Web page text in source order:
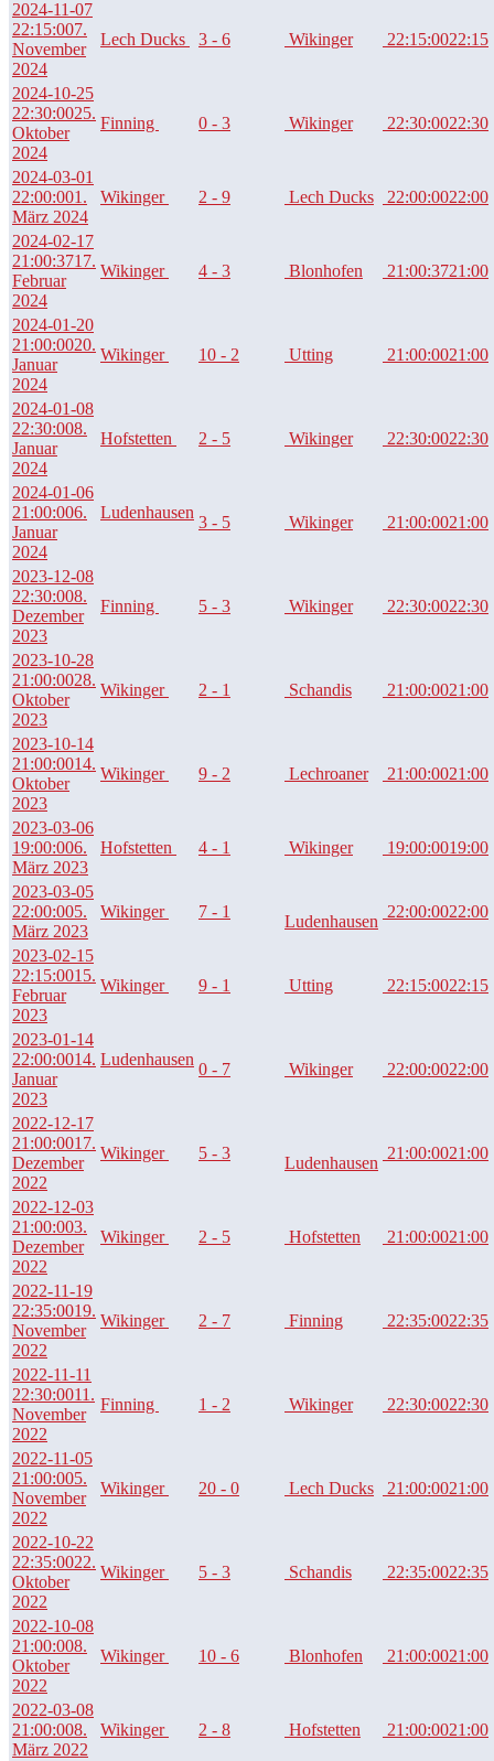
2024-11-07
22:15:007.
November
2024
Lech Ducks 3 - 6 Wikinger 22:15:0022:15
2024-10-25
22:30:0025.
Oktober
2024
Finning 0 - 3 Wikinger 22:30:0022:30
2024-03-01
22:00:001.
März 2024
Wikinger 2 - 9 Lech Ducks 22:00:0022:00
2024-02-17
21:00:3717.
Februar
2024
Wikinger 4 - 3 Blonhofen 21:00:3721:00
2024-01-20
21:00:0020.
Januar
2024
Wikinger 10 - 2 Utting 21:00:0021:00
2024-01-08
22:30:008.
Januar
2024
Hofstetten 2 - 5 Wikinger 22:30:0022:30
2024-01-06
21:00:006.
Januar
2024
Ludenhausen
3 - 5 Wikinger 21:00:0021:00
2023-12-08
22:30:008.
Dezember
2023
Finning 5 - 3 Wikinger 22:30:0022:30
2023-10-28
21:00:0028.
Oktober
2023
Wikinger 2 - 1 Schandis 21:00:0021:00
2023-10-14
21:00:0014.
Oktober
2023
Wikinger 9 - 2 Lechroaner 21:00:0021:00
2023-03-06
19:00:006.
März 2023
Hofstetten 4 - 1 Wikinger 19:00:0019:00
2023-03-05
22:00:005.
März 2023
Wikinger 7 - 1
Ludenhausen
22:00:0022:00
2023-02-15
22:15:0015.
Februar
2023
Wikinger 9 - 1 Utting 22:15:0022:15
2023-01-14
22:00:0014.
Januar
2023
Ludenhausen
0 - 7 Wikinger 22:00:0022:00
2022-12-17
21:00:0017.
Dezember
2022
Wikinger 5 - 3
Ludenhausen
21:00:0021:00
2022-12-03
21:00:003.
Dezember
2022
Wikinger 2 - 5 Hofstetten 21:00:0021:00
2022-11-19
22:35:0019.
November
2022
Wikinger 2 - 7 Finning 22:35:0022:35
2022-11-11
22:30:0011.
November
2022
Finning 1 - 2 Wikinger 22:30:0022:30
2022-11-05
21:00:005.
November
2022
Wikinger 20 - 0 Lech Ducks 21:00:0021:00
2022-10-22
22:35:0022.
Oktober
2022
Wikinger 5 - 3 Schandis 22:35:0022:35
2022-10-08
21:00:008.
Oktober
2022
Wikinger 10 - 6 Blonhofen 21:00:0021:00
2022-03-08
21:00:008.
März 2022
Wikinger 2 - 8 Hofstetten 21:00:0021:00